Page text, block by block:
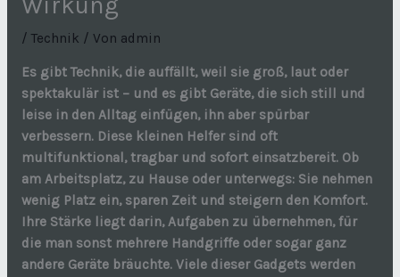
/ Technik / Von admin
Es gibt Technik, die auffällt, weil sie groß, laut oder
spektakulär ist – und es gibt Geräte, die sich still und
leise in den Alltag einfügen, ihn aber spürbar
verbessern. Diese kleinen Helfer sind oft
multifunktional, tragbar und sofort einsatzbereit. Ob
am Arbeitsplatz, zu Hause oder unterwegs: Sie nehmen
wenig Platz ein, sparen Zeit und steigern den Komfort.
Ihre Stärke liegt darin, Aufgaben zu übernehmen, für
die man sonst mehrere Handgriffe oder sogar ganz
andere Geräte bräuchte. Viele dieser Gadgets werden